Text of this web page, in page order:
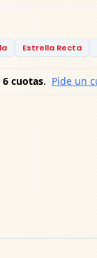
Estrella Recta